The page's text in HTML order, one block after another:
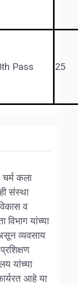
Pass 25
कला
संस्था
व
विभाग यांच्या
व्यवसाय
यांच्या
आहे या